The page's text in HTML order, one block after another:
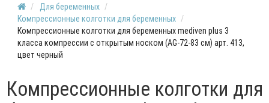
Для беременных
Компрессионные колготки для беременных
Компрессионные колготки для беременных mediven plus 3
класса компрессии с открытым носком (AG-72-83 см) арт. 413,
цвет черный
Компрессионные колготки для